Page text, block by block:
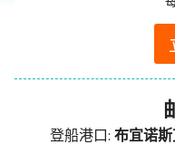
登船港口: 布宜诺